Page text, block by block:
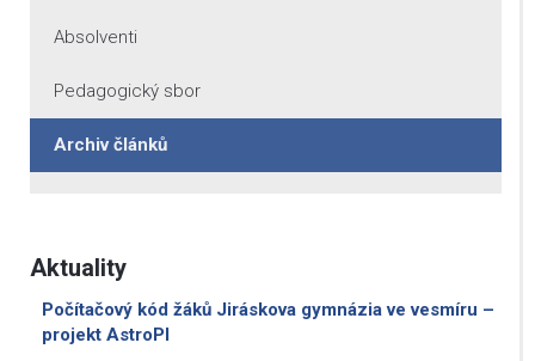
Absolventi
Pedagogický sbor
Archiv článků
Aktuality
Počítačový kód žáků Jiráskova gymnázia ve vesmíru –
projekt AstroPI